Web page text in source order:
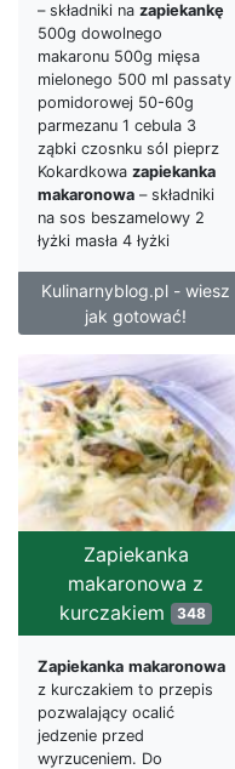
– składniki na zapiekankę
500g dowolnego
makaronu 500g mięsa
mielonego 500 ml passaty
pomidorowej 50-60g
parmezanu 1 cebula 3
ząbki czosnku sól pieprz
Kokardkowa zapiekanka
makaronowa – składniki
na sos beszamelowy 2
łyżki masła 4 łyżki
Kulinarnyblog.pl - wiesz
jak gotować!
Zapiekanka
makaronowa z
kurczakiem 348
Zapiekanka makaronowa
z kurczakiem to przepis
pozwalający ocalić
jedzenie przed
wyrzuceniem. Do